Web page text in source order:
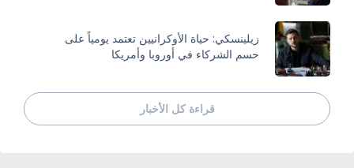
زيلينسكي: حياة الأوكرانيين تعتمد يومياً على
حسم الشركاء في أوروبا وأمريكا
قراءة كل الأخبار